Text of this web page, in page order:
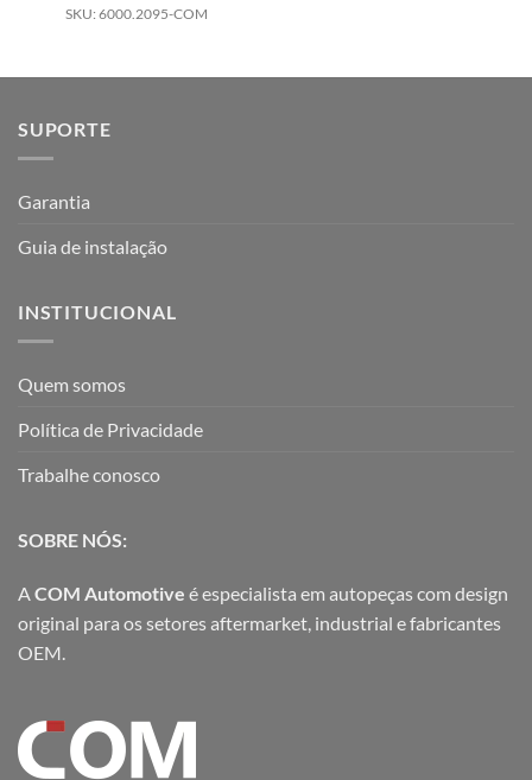
SKU: 6000.2095-COM
SUPORTE
Garantia
Guia de instalação
INSTITUCIONAL
Quem somos
Política de Privacidade
Trabalhe conosco
SOBRE NÓS:
ACOM Automotive é especialista em autopeças com design
original para os setores aftermarket, industrial e fabricantes
OEM.